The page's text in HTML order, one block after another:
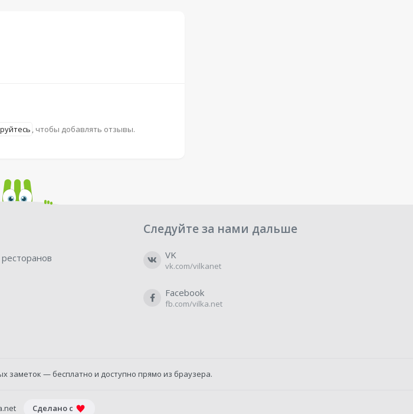
, чтобы добавлять отзывы.
Следуйте за нами дальше
VK
vk.com/vilkanet
Facebook
fb.com/vilka.net
заметок — бесплатно и доступно прямо из браузера.
Сделано с